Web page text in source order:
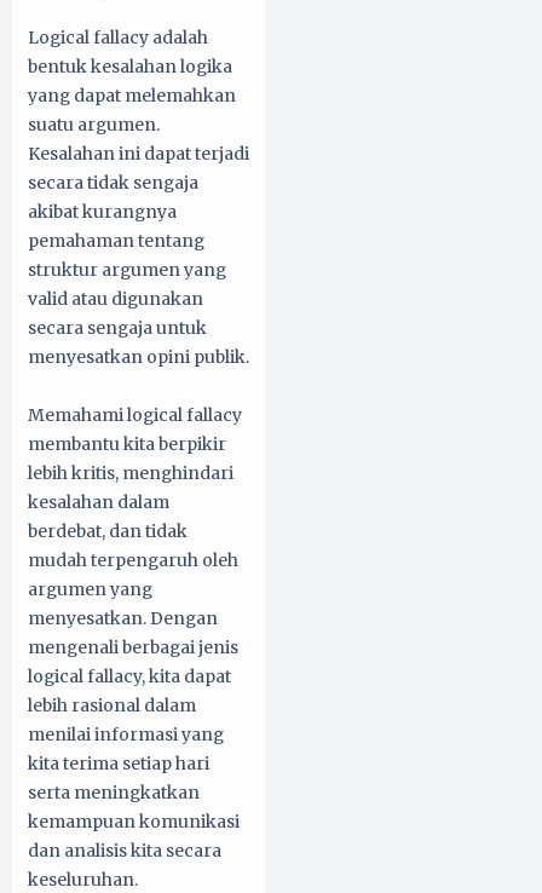
Logical fallacy adalah
bentuk kesalahan logika
yang dapat melemahkan
suatu argumen.
Kesalahan ini dapat terjadi
secara tidak sengaja
akibat kurangnya
pemahaman tentang
struktur argumen yang
valid atau digunakan
secara sengaja untuk
menyesatkan opini publik.
Memahami logical fallacy
membantu kita berpikir
lebih kritis, menghindari
kesalahan dalam
berdebat, dan tidak
mudah terpengaruh oleh
argumen yang
menyesatkan. Dengan
mengenali berbagai jenis
logical fallacy, kita dapat
lebih rasional dalam
menilai informasi yang
kita terima setiap hari
serta meningkatkan
kemampuan komunikasi
dan analisis kita secara
keseluruhan.